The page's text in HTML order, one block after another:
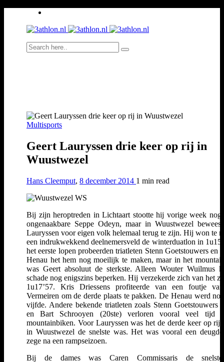
Multisports
Geert Lauryssen drie keer op rij in
Wuustwezel
Hans Cleemput, 8 december 2014 1 min read
Bij zijn heroptreden in Lichtaart stootte hij vorige week nog
ongenaakbare Seppe Odeyn, maar in Wuustwezel bewees
Lauryssen voor eigen volk helemaal terug te zijn. Hij won te
een indrukwekkend deelnemersveld de winterduatlon in
het eerste lopen probeerden triatleten Stenn Goetstouwers en
Henau het hem nog moeilijk te maken, maar in het
was Geert absoluut de sterkste. Alleen Wouter Wuilmus
schade nog enigszins beperken. Hij verzekerde zich van het
1u17’57. Kris Driessens profiteerde van een foutje
Vermeiren om de derde plaats te pakken. De Henau werd
vijfde. Andere bekende triatleten zoals Stenn Goetstouwers
en Bart Schrooyen (20ste) verloren vooral veel tijd
mountainbiken. Voor Lauryssen was het de derde keer op rij
in Wuustwezel de snelste was. Het was vooral een
zege na een rampseizoen.
Bij de dames was Caren Commissaris de